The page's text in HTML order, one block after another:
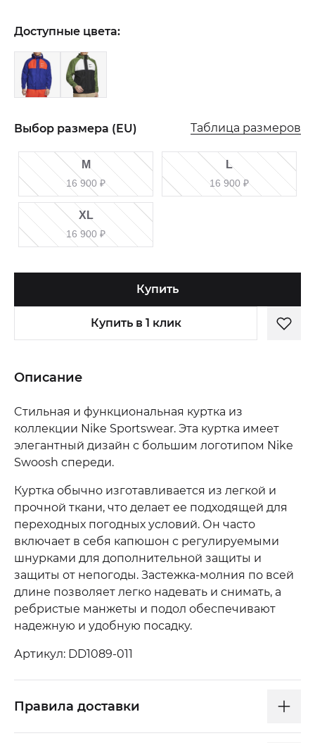
Доступные цвета:
Выбор размера (EU) Таблица размеров
M
16 900 ₽
L
16 900 ₽
XL
16 900 ₽
Купить
Купить в 1 клик
Описание
Cтильная и функциональная куртка из
коллекции Nike Sportswear. Эта куртка имеет
элегантный дизайн с большим логотипом Nike
Swoosh спереди.
Куртка обычно изготавливается из легкой и
прочной ткани, что делает ее подходящей для
переходных погодных условий. Он часто
включает в себя капюшон с регулируемыми
шнурками для дополнительной защиты и
защиты от непогоды. Застежка-молния по всей
длине позволяет легко надевать и снимать, а
ребристые манжеты и подол обеспечивают
надежную и удобную посадку.
Артикул: DD1089-011
Правила доставки